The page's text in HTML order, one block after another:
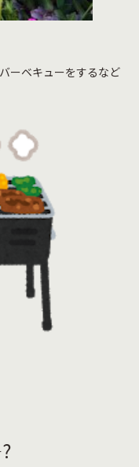
ーベキューをするなど
?